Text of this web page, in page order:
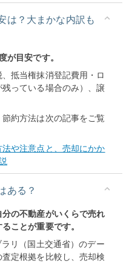
は？大まかな内訳も
が目安です。
抵当権抹消登記費用・ロ
っている場合のみ）、譲
約方法は次の記事をご覧
や注意点と、売却にかか
ある？
の不動産がいくらで売れ
ことが重要です。
リ（国土交通省）のデー
定根拠を比較し、売却検